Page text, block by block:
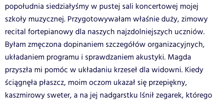
popołudnia siedziałyśmy w pustej sali koncertowej mojej
szkoły muzycznej. Przygotowywałam właśnie duży, zimowy
recital fortepianowy dla naszych najzdolniejszych uczniów.
Byłam zmęczona dopinaniem szczegółów organizacyjnych,
układaniem programu i sprawdzaniem akustyki. Magda
przyszła mi pomóc w układaniu krzeseł dla widowni. Kiedy
ściągnęła płaszcz, moim oczom ukazał się przepiękny,
kaszmirowy sweter, a na jej nadgarstku lśnił zegarek, którego